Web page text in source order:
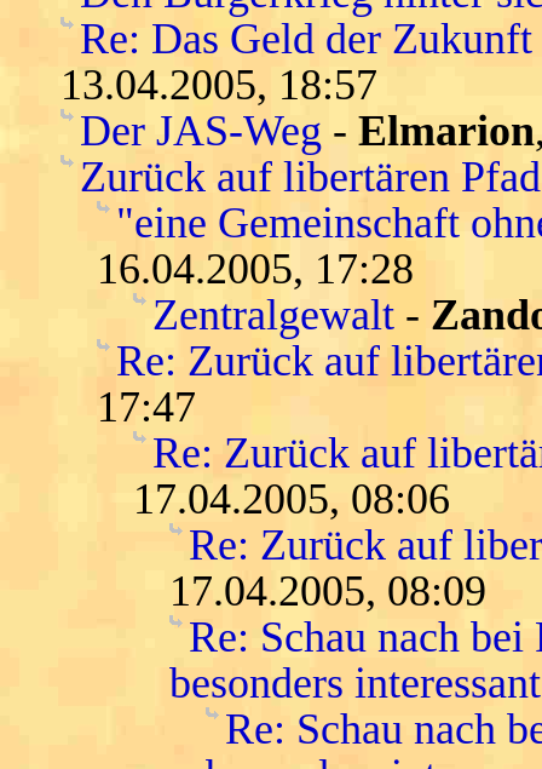
Re: Das Geld der
13.04.2005, 18:57
Der JAS-Weg - Elmarion
Zurück auf libertären
"eine Gemeinschaft
16.04.2005, 17:28
Zentralgewalt -
Re: Zurück auf
17:47
Re: Zurück auf
17.04.2005, 08:06
Re: Zurück auf
17.04.2005, 08:09
Re: Schau nach
besonders interessant
Re: Schau nach